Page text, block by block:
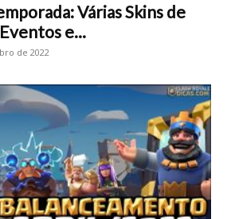
Várias Skins de
e...
de 2022